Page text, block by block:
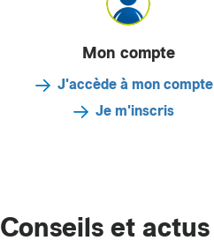
Mon compte
J'accède à mon compte
Je m'inscris
Conseils et actus